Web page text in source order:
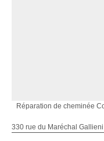
Réparation de cheminée
330 rue du Maréchal